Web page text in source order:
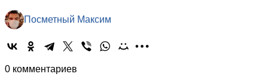
Посметный Максим
0 комментариев